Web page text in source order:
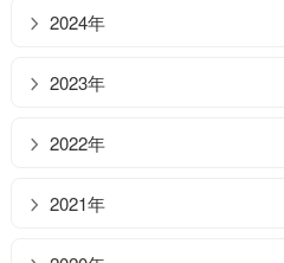
2024年
2023年
2022年
2021年